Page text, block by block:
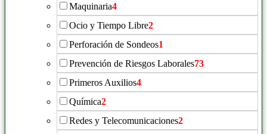
Maquinaria4
Ocio y Tiempo Libre2
Perforación de Sondeos1
Prevención de Riesgos Laborales73
Primeros Auxilios4
Química2
Redes y Telecomunicaciones2